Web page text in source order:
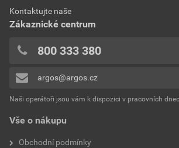
Vše o nákupu
Obchodní podmínky
Kontaktujte naše
Zákaznické centrum
800 333 380
argos@argos.cz
Naši operátoři jsou vám k dispozici v pracovních